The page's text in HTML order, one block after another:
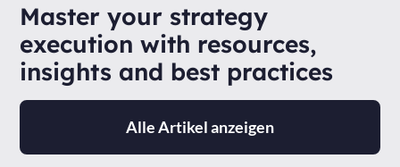
Master your strategy
execution with resources,
insights and best practices
Alle Artikel anzeigen